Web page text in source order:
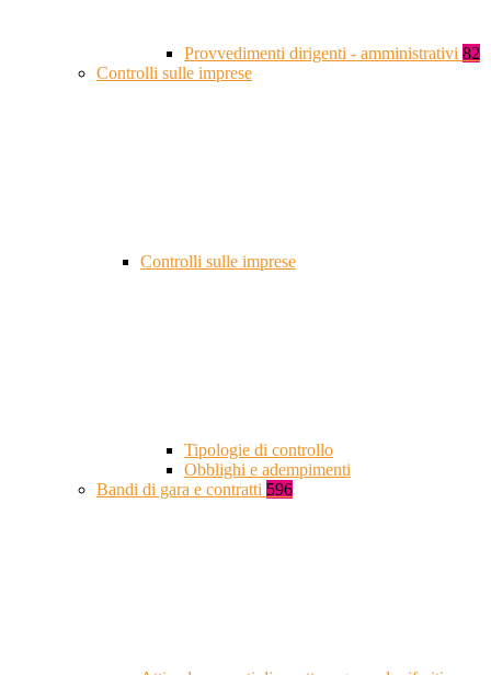
Provvedimenti dirigenti - amministrativi 82
Controlli sulle imprese
Controlli sulle imprese
Tipologie di controllo
Obblighi e adempimenti
Bandi di gara e contratti 596